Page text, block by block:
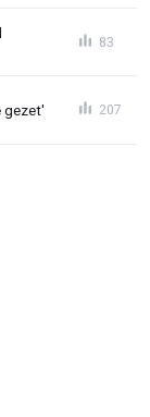
83
gezet' 207